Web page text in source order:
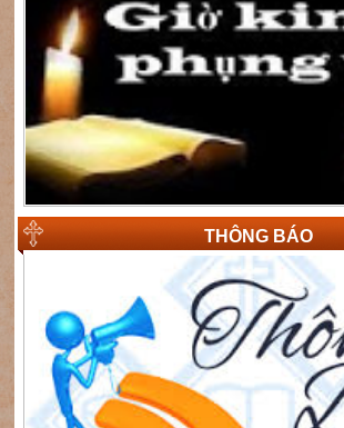
THÔNG BÁO